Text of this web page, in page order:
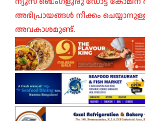
അഭിപ്രായങ്ങൾ നീക്കം
അവകാശമുണ്ട്.